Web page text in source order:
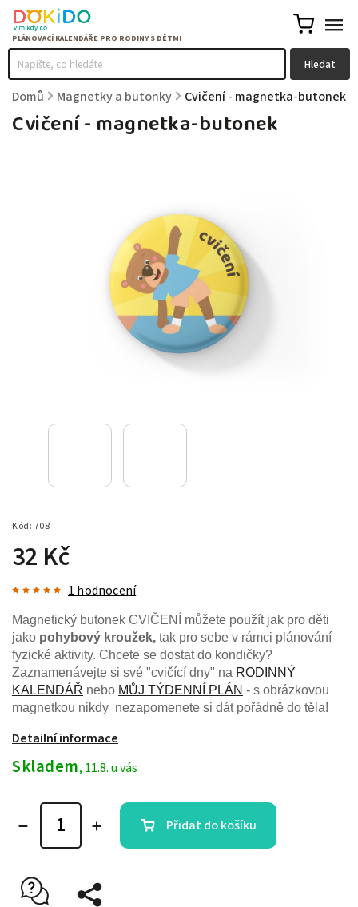
Hledat
Domů / Magnetky a butonky / Cvičení - magnetka-butonek
Cvičení - magnetka-butonek
Kód: 708
32 Kč
1 hodnocení
Magnetický butonek CVIČENÍ můžete použít jak pro děti
jako pohybový kroužek, tak pro sebe v rámci plánování
fyzické aktivity. Chcete se dostat do kondičky?
Zaznamenávejte si své "cvičící dny" na RODINNÝ
KALENDÁŘ nebo MŮJ TÝDENNÍ PLÁN - s obrázkovou
magnetkou nikdy nezapomenete si dát pořádně do těla!
Detailní informace
Skladem, 11.8. u vás
Přidat do košíku